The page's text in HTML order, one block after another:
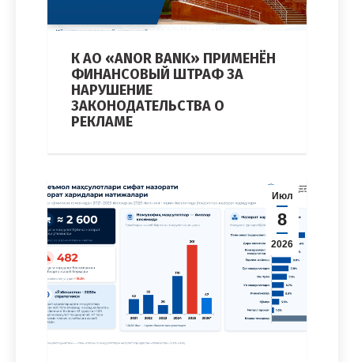
К АО «ANOR BANK» ПРИМЕНЁН
ФИНАНСОВЫЙ ШТРАФ ЗА
НАРУШЕНИЕ
ЗАКОНОДАТЕЛЬСТВА О
РЕКЛАМЕ
Июл
8
2026